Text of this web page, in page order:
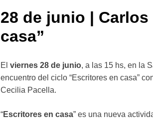
28 de junio |
casa”
El viernes 28 de junio, a las 15 hs, en la
encuentro del ciclo “Escritores en casa”
Cecilia Pacella.
“Escritores en casa” es una nueva